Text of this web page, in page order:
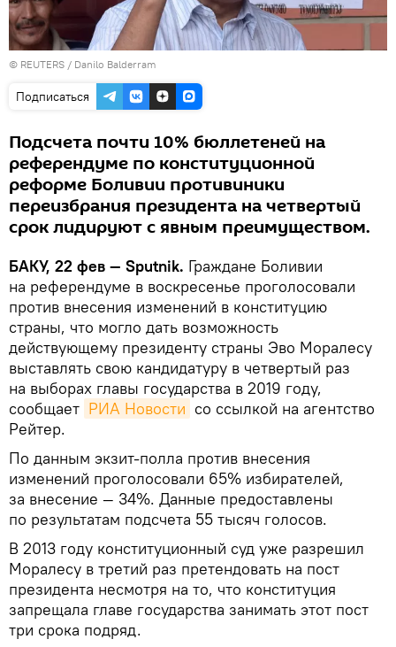
© REUTERS / Danilo Balderram
Подписаться
Подсчета почти 10% бюллетеней на
референдуме по конституционной
реформе Боливии противиники
переизбрания президента на четвертый
срок лидируют с явным преимуществом.
БАКУ, 22 фев — Sputnik. Граждане Боливии
на референдуме в воскресенье проголосовали
против внесения изменений в конституцию
страны, что могло дать возможность
действующему президенту страны Эво Моралесу
выставлять свою кандидатуру в четвертый раз
на выборах главы государства в 2019 году,
сообщает РИА Новости со ссылкой на агентство
Рейтер.
По данным экзит-полла против внесения
изменений проголосовали 65% избирателей,
за внесение — 34%. Данные предоставлены
по результатам подсчета 55 тысяч голосов.
В 2013 году конституционный суд уже разрешил
Моралесу в третий раз претендовать на пост
президента несмотря на то, что конституция
запрещала главе государства занимать этот пост
три срока подряд.